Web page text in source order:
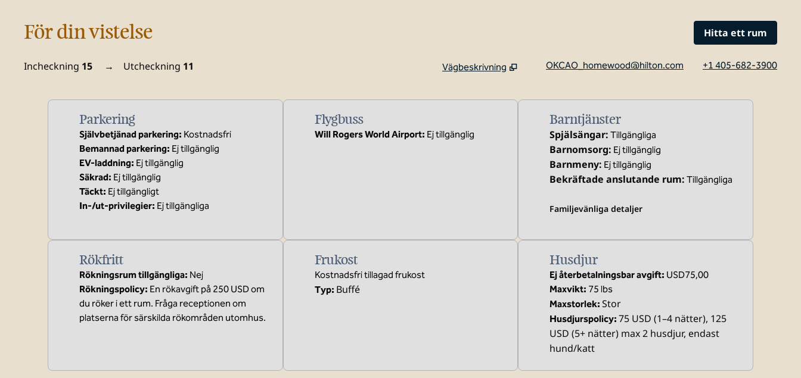
För din vistelse Hitta ett rum
Incheckning 15 → Utcheckning 11
Vägbeskrivning
OKCAO_homewood@hilton.com +1 405-682-3900
Parkering
Självbetjänad parkering: Kostnadsfri
Bemannad parkering: Ej tillgänglig
EV-laddning: Ej tillgänglig
Säkrad: Ej tillgänglig
Täckt: Ej tillgängligt
In-/ut-privilegier: Ej tillgängliga
Flygbuss
Will Rogers World Airport: Ej tillgänglig
Barntjänster
Spjälsängar: Tillgängliga
Barnomsorg: Ej tillgänglig
Barnmeny: Ej tillgänglig
Bekräftade anslutande rum: Tillgängliga
Familjevänliga detaljer
Rökfritt
Rökningsrum tillgängliga: Nej
Rökningspolicy: En rökavgift på 250 USD om
du röker i ett rum. Fråga receptionen om
platserna för särskilda rökområden utomhus.
Frukost
Kostnadsfri tillagad frukost
Typ: Buffé
Husdjur
Ej återbetalningsbar avgift: USD75,00
Maxvikt: 75 lbs
Maxstorlek: Stor
Husdjurspolicy: 75 USD (1–4 nätter), 125
USD (5+ nätter) max 2 husdjur, endast
hund/katt